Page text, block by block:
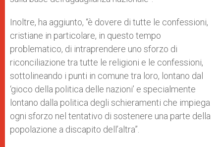
Inoltre, ha aggiunto, “è dovere di tutte le confessioni,
cristiane in particolare, in questo tempo
problematico, di intraprendere uno sforzo di
riconciliazione tra tutte le religioni e le confessioni,
sottolineando i punti in comune tra loro, lontano dal
‘gioco della politica delle nazioni’ e specialmente
lontano dalla politica degli schieramenti che impiega
ogni sforzo nel tentativo di sostenere una parte della
popolazione a discapito dell’altra”.